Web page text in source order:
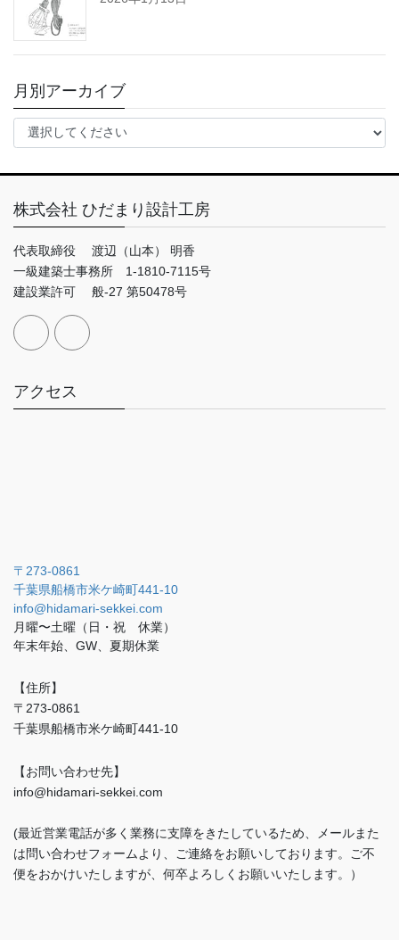
月別アーカイブ
株式会社 ひだまり設計工房
代表取締役 渡辺（山本） 明香
一級建築士事務所 1-1810-7115号
建設業許可 般-27 第50478号
アクセス
〒273-0861
千葉県船橋市米ケ崎町441-10
info@hidamari-sekkei.com
月曜〜土曜（日・祝 休業）
年末年始、GW、夏期休業
【住所】
〒273-0861
千葉県船橋市米ケ崎町441-10
【お問い合わせ先】
info@hidamari-sekkei.com
(最近営業電話が多く業務に支障をきたしているため、メールまた
は問い合わせフォームより、ご連絡をお願いしております。ご不
便をおかけいたしますが、何卒よろしくお願いいたします。）